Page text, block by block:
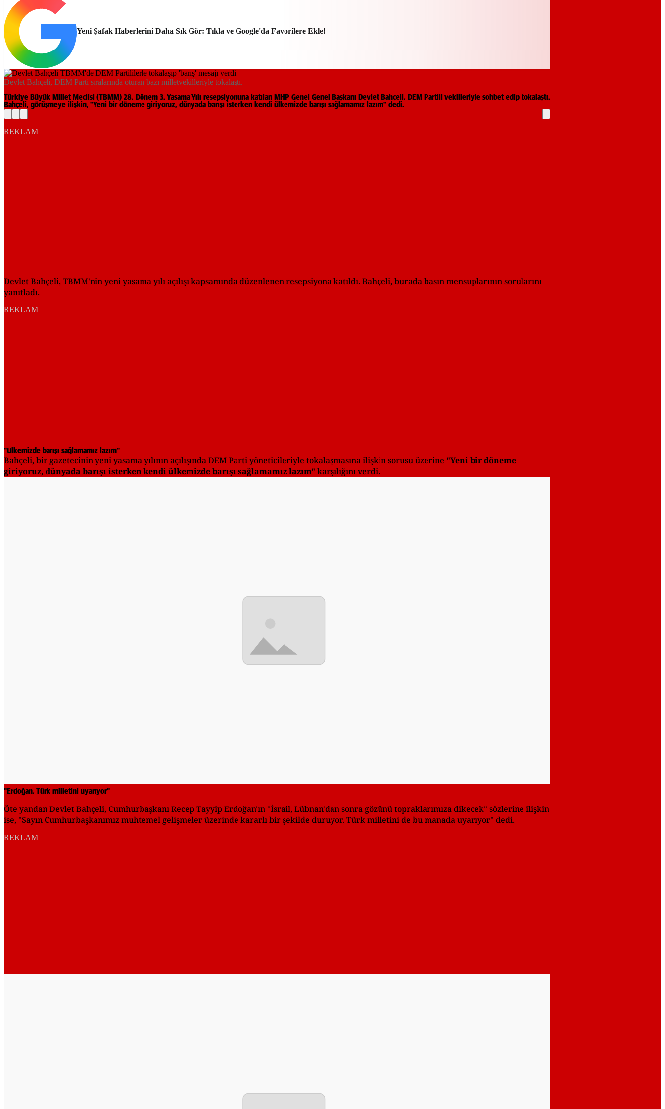
Yeni Şafak Haberlerini Daha Sık Gör: Tıkla ve Google'da Favorilere Ekle!
Devlet Bahçeli, DEM Parti sıralarında oturan bazı milletvekilleriyle tokalaştı.
Türkiye Büyük Millet Meclisi (TBMM) 28. Dönem 3. Yasama Yılı resepsiyonuna katılan MHP Genel Genel Başkanı Devlet Bahçeli, DEM Partili vekilleriyle sohbet edip tokalaştı.
Bahçeli, görüşmeye ilişkin, "Yeni bir döneme giriyoruz, dünyada barışı isterken kendi ülkemizde barışı sağlamamız lazım" dedi.
REKLAM
Devlet Bahçeli, TBMM'nin yeni yasama yılı açılışı kapsamında düzenlenen resepsiyona katıldı. Bahçeli, burada basın mensuplarının sorularını
yanıtladı.
REKLAM
"Ülkemizde barışı sağlamamız lazım"
Bahçeli, bir gazetecinin yeni yasama yılının açılışında DEM Parti yöneticileriyle tokalaşmasına ilişkin sorusu üzerine "Yeni bir döneme
giriyoruz, dünyada barışı isterken kendi ülkemizde barışı sağlamamız lazım" karşılığını verdi.
"Erdoğan, Türk milletini uyarıyor"
Öte yandan Devlet Bahçeli, Cumhurbaşkanı Recep Tayyip Erdoğan'ın "İsrail, Lübnan'dan sonra gözünü topraklarımıza dikecek" sözlerine ilişkin
ise, "Sayın Cumhurbaşkanımız muhtemel gelişmeler üzerinde kararlı bir şekilde duruyor. Türk milletini de bu manada uyarıyor" dedi.
REKLAM